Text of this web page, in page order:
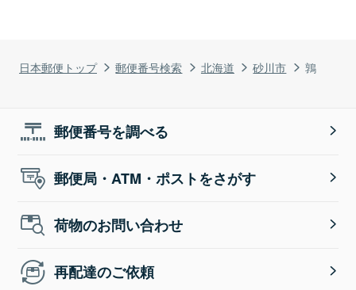
日本郵便トップ 郵便番号検索 北海道 砂川市 鶉
郵便番号を調べる
郵便局・ATM・ポストをさがす
荷物のお問い合わせ
再配達のご依頼